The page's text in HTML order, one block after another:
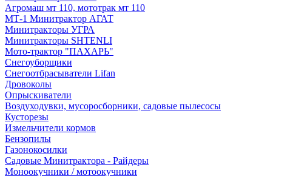
Агромаш мт 110, мототрак мт 110
МТ-1 Минитрактор АГАТ
Минитракторы УГРА
Минитракторы SHTENLI
Мото-трактор "ПАХАРЬ"
Снегоуборщики
Снегоотбрасыватели Lifan
Дровоколы
Опрыскиватели
Воздуходувки, мусоросборники, cадовые пылесосы
Кусторезы
Измельчители кормов
Бензопилы
Газонокосилки
Садовые Минитрактора - Райдеры
Моноокучники / мотоокучники